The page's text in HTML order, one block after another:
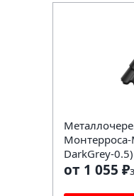
Монтерроса-
DarkGrey-0.5)
от 1 055 ₽